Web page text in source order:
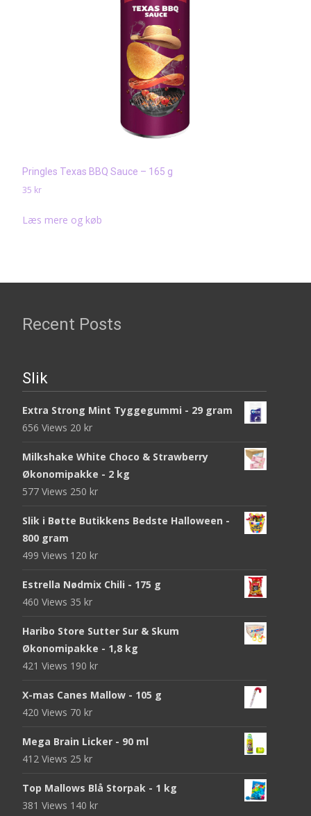
Pringles Texas BBQ Sauce – 165 g
35 kr
Læs mere og køb
Recent Posts
Slik
Extra Strong Mint Tyggegummi - 29 gram
656 Views 20 kr
Milkshake White Choco & Strawberry
Økonomipakke - 2 kg
577 Views 250 kr
Slik i Bøtte Butikkens Bedste Halloween -
800 gram
499 Views 120 kr
Estrella Nødmix Chili - 175 g
460 Views 35 kr
Haribo Store Sutter Sur & Skum
Økonomipakke - 1,8 kg
421 Views 190 kr
X-mas Canes Mallow - 105 g
420 Views 70 kr
Mega Brain Licker - 90 ml
412 Views 25 kr
Top Mallows Blå Storpak - 1 kg
381 Views 140 kr